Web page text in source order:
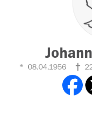
08.04.1956